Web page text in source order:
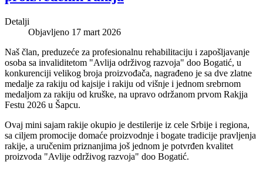
Detalji
Objavljeno 17 mart 2026
Naš član, preduzeće za profesionalnu rehabilitaciju i zapošljavanje
osoba sa invaliditetom "Avlija održivog razvoja" doo Bogatić, u
konkurenciji velikog broja proizvođača, nagrađeno je sa dve zlatne
medalje za rakiju od kajsije i rakiju od višnje i jednom srebrnom
medaljom za rakiju od kruške, na upravo održanom prvom Rakjja
Festu 2026 u Šapcu.
Ovaj mini sajam rakije okupio je destilerije iz cele Srbije i regiona,
sa ciljem promocije domaće proizvodnje i bogate tradicije pravljenja
rakije, a uručenim priznanjima još jednom je potvrđen kvalitet
proizvoda "Avlije održivog razvoja" doo Bogatić.